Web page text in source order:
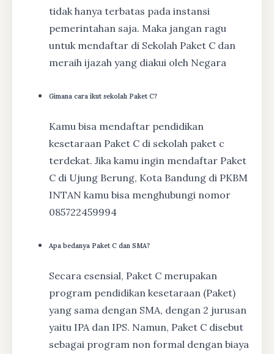
tidak hanya terbatas pada instansi
pemerintahan saja. Maka jangan ragu
untuk mendaftar di Sekolah Paket C dan
meraih ijazah yang diakui oleh Negara
Gimana cara ikut sekolah Paket C?
Kamu bisa mendaftar pendidikan
kesetaraan Paket C di sekolah paket c
terdekat. Jika kamu ingin mendaftar Paket
C di Ujung Berung, Kota Bandung di PKBM
INTAN kamu bisa menghubungi nomor
085722459994
Apa bedanya Paket C dan SMA?
Secara esensial, Paket C merupakan
program pendidikan kesetaraan (Paket)
yang sama dengan SMA, dengan 2 jurusan
yaitu IPA dan IPS. Namun, Paket C disebut
sebagai program non formal dengan biaya